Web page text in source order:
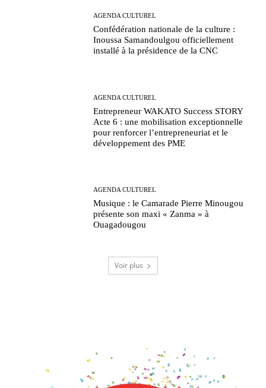
AGENDA CULTUREL
Confédération nationale de la culture :
Inoussa Samandoulgou officiellement
installé à la présidence de la CNC
AGENDA CULTUREL
Entrepreneur WAKATO Success STORY
Acte 6 : une mobilisation exceptionnelle
pour renforcer l’entrepreneuriat et le
développement des PME
AGENDA CULTUREL
Musique : le Camarade Pierre Minougou
présente son maxi « Zanma » à
Ouagadougou
Voir plus